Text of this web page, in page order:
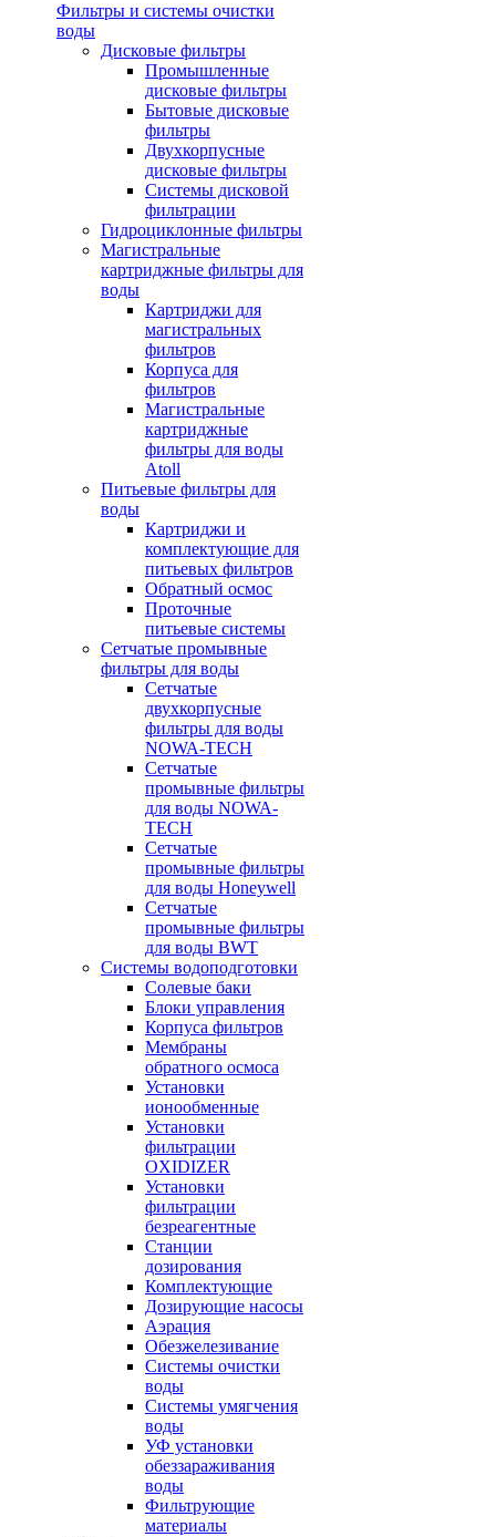
Фильтры и системы очистки
воды
Дисковые фильтры
Промышленные
дисковые фильтры
Бытовые дисковые
фильтры
Двухкорпусные
дисковые фильтры
Системы дисковой
фильтрации
Гидроциклонные фильтры
Магистральные
картриджные фильтры для
воды
Картриджи для
магистральных
фильтров
Корпуса для
фильтров
Магистральные
картриджные
фильтры для воды
Atoll
Питьевые фильтры для
воды
Картриджи и
комплектующие для
питьевых фильтров
Обратный осмос
Проточные
питьевые системы
Сетчатые промывные
фильтры для воды
Сетчатые
двухкорпусные
фильтры для воды
NOWA-TECH
Сетчатые
промывные фильтры
для воды NOWA-
TECH
Сетчатые
промывные фильтры
для воды Honeywell
Сетчатые
промывные фильтры
для воды BWT
Системы водоподготовки
Солевые баки
Блоки управления
Корпуса фильтров
Мембраны
обратного осмоса
Установки
ионообменные
Установки
фильтрации
OXIDIZER
Установки
фильтрации
безреагентные
Станции
дозирования
Комплектующие
Дозирующие насосы
Аэрация
Обезжелезивание
Системы очистки
воды
Системы умягчения
воды
УФ установки
обеззараживания
воды
Фильтрующие
материалы